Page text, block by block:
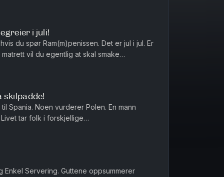
i juli!
du spør Ram(m)penissen. Det er jul i jul. Er
skilpadde!
Spania. Noen vurderer Polen. En mann
tar folk i forskjellige
Servering. Guttene oppsummerer